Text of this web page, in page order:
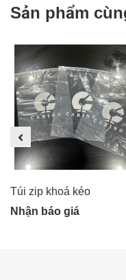
Sản phẩm
Túi zip khoá kéo
Nhận báo giá